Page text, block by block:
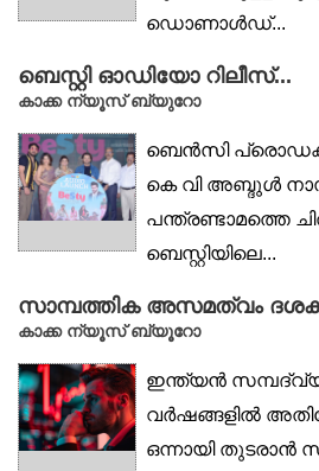
ഡൊണാൾഡ്...
ബെസ്റ്റി ഓഡിയോ റിലീസ്...
കാക്ക ന്യൂസ് ബ്യുറോ
ബെന്‍സി
കെ വി അബ്ദുള്‍
പന്ത്രണ്ടാമത്തെ
ബെസ്റ്റിയിലെ...
സാമ്പത്തിക അസമത്വം
കാക്ക ന്യൂസ് ബ്യൂറോ
ഇന്ത്യൻ
വർഷങ്ങളിൽ
ഒന്നായി